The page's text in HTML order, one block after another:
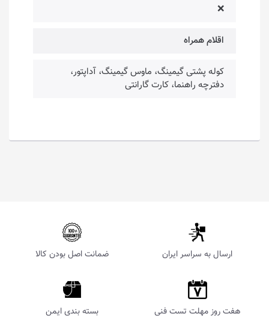
❌
اقلام همراه
کوله پشتی گیمینگ، ماوس گیمینگ، آداپتور،
دفترچه راهنما، کارت گارانتی
ارسال به سراسر ایران ضمانت اصل بودن کالا
هفت روز مهلت تست فنی بسته بندی ایمن